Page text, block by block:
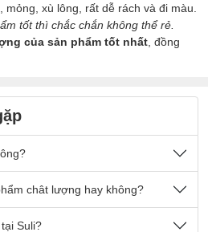
xù lông, rất dễ rách và đi màu.
tốt thì chắc chắn không thể rẻ.
của sản phẩm tốt nhất , đồng
nằm trong số kg ở mô tả sản
mái phù hợp cho tất cả mọi
chât lượng hay không?
vải loại 1 cao cấp
Suli?